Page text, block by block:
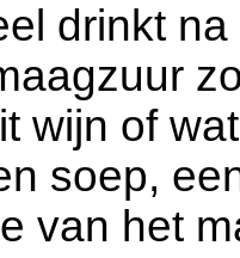
drinkt
wijn of
soep,
van het